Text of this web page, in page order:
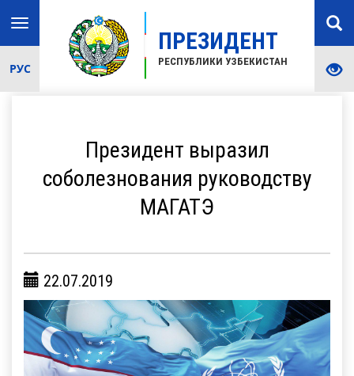
ПРЕЗИДЕНТ
РЕСПУБЛИКИ УЗБЕКИСТАН
Toggle
navigation
РУС
Президент выразил
соболезнования руководству
МАГАТЭ
22.07.2019